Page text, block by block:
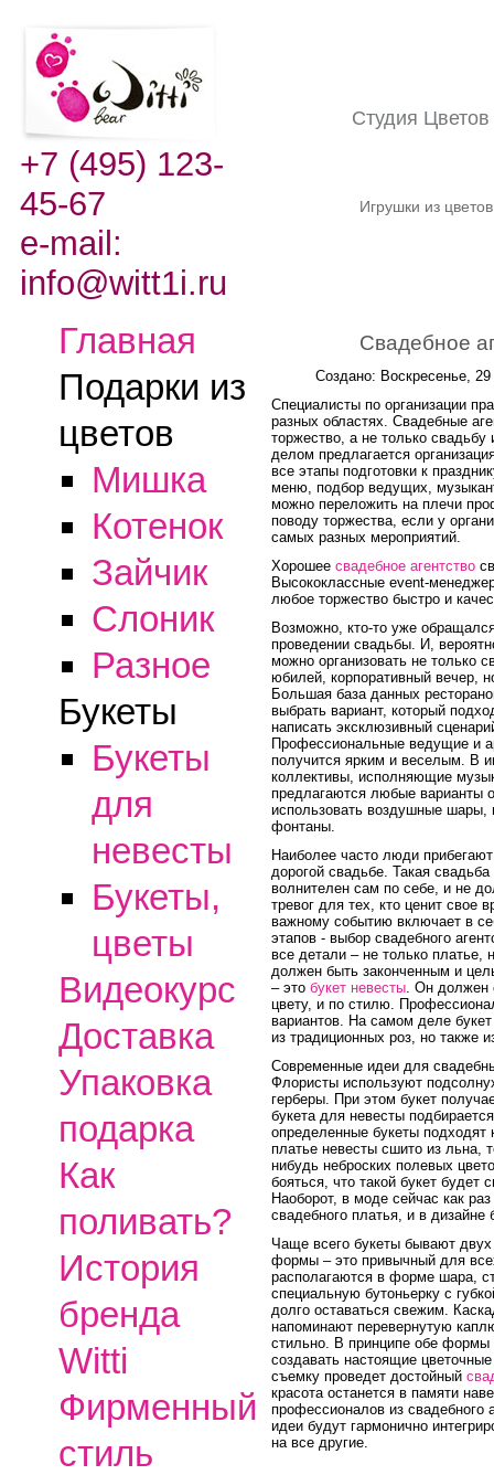
+7 (495) 123-
45-67
e-mail:
info@witt1i.ru
Студия Цветов
Игрушки из
Главная
Подарки из
цветов
Мишка
Котенок
Зайчик
Слоник
Разное
Букеты
Букеты
для
невесты
Букеты,
цветы
Видеокурс
Доставка
Упаковка
подарка
Как
поливать?
История
бренда
Witti
Фирменный
стиль
Свадебное
Создано: Воскресенье, 29
Специалисты по организации
разных областях. Свадебные
торжество, а не только
делом предлагается
все этапы подготовки к
меню, подбор ведущих,
можно переложить на плечи
поводу торжества, если у
самых разных мероприятий.
Хорошее свадебное агентство
Высококлассные event-
любое торжество быстро и
Возможно, кто-то уже
проведении свадьбы. И,
можно организовать не только
юбилей, корпоративный вечер,
Большая база данных
выбрать вариант, который
написать эксклюзивный
Профессиональные ведущие и
получится ярким и веселым. В
коллективы, исполняющие
предлагаются любые варианты
использовать воздушные
фонтаны.
Наиболее часто люди
дорогой свадьбе. Такая
волнителен сам по себе, и не
тревог для тех, кто ценит свое
важному событию включает в
этапов - выбор свадебного
все детали – не только платье,
должен быть законченным и
– это букет невесты . Он должен
цвету, и по стилю.
вариантов. На самом деле
из традиционных роз, но также
Современные идеи для
Флористы используют
герберы. При этом букет
букета для невесты
определенные букеты
платье невесты сшито из льна,
нибудь неброских полевых
бояться, что такой букет будет
Наоборот, в моде сейчас как
свадебного платья, и в дизайне
Чаще всего букеты бывают двух
формы – это привычный для
располагаются в форме шара,
специальную бутоньерку с
долго оставаться свежим.
напоминают перевернутую
стильно. В принципе обе формы
создавать настоящие
съемку проведет достойный
красота останется в памяти
профессионалов из свадебного
идеи будут гармонично
на все другие.